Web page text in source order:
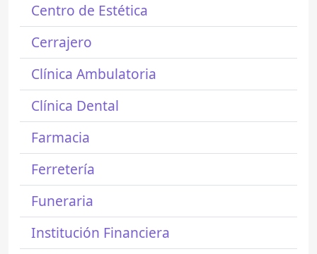
Centro de Estética
Cerrajero
Clínica Ambulatoria
Clínica Dental
Farmacia
Ferretería
Funeraria
Institución Financiera